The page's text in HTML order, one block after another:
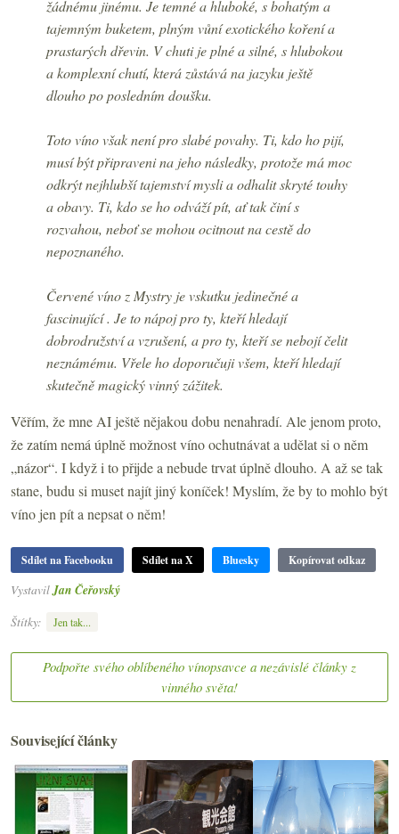
žádnému jinému. Je temné a hluboké, s bohatým a
tajemným buketem, plným vůní exotického koření a
prastarých dřevin. V chuti je plné a silné, s hlubokou
a komplexní chutí, která zůstává na jazyku ještě
dlouho po posledním doušku.
Toto víno však není pro slabé povahy. Ti, kdo ho pijí,
musí být připraveni na jeho následky, protože má moc
odkrýt nejhlubší tajemství mysli a odhalit skryté touhy
a obavy. Ti, kdo se ho odváží pít, ať tak činí s
rozvahou, neboť se mohou ocitnout na cestě do
nepoznaného.
Červené víno z Mystry je vskutku jedinečné a
fascinující . Je to nápoj pro ty, kteří hledají
dobrodružství a vzrušení, a pro ty, kteří se nebojí čelit
neznámému. Vřele ho doporučuji všem, kteří hledají
skutečně magický vinný zážitek.
Věřím, že mne AI ještě nějakou dobu nenahradí. Ale jenom proto,
že zatím nemá úplně možnost víno ochutnávat a udělat si o něm
„názor“. I když i to přijde a nebude trvat úplně dlouho. A až se tak
stane, budu si muset najít jiný koníček! Myslím, že by to mohlo být
víno jen pít a nepsat o něm!
Sdílet na Facebooku Sdílet na X Bluesky Kopírovat odkaz
Vystavil Jan Čeřovský
Štítky:
Jen tak...
Podpořte svého oblíbeného vínopsavce a nezávislé články z
vinného světa!
Související články